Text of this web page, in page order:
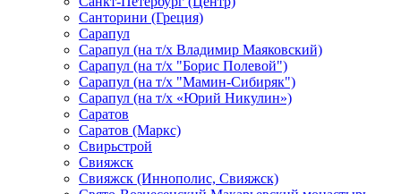
Санторини (Греция)
Сарапул
Сарапул (на т/х Владимир Маяковский)
Сарапул (на т/х "Борис Полевой")
Сарапул (на т/х "Мамин-Сибиряк")
Сарапул (на т/х «Юрий Никулин»)
Саратов
Саратов (Маркс)
Свирьстрой
Свияжск
Свияжск (Иннополис, Свияжск)